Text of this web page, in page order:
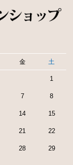
金 土
1
7 8
14 15
21 22
28 29